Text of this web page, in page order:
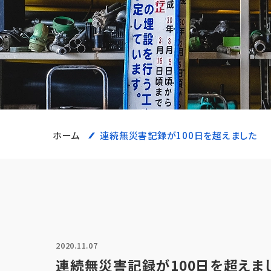
ホーム 連続無災害記録が100日を超えました
2020.11.07
連続無災害記録が100日を超えま